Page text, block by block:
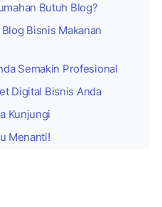
Butuh Blog?
Bisnis Makanan
Semakin Profesional
Digital Bisnis Anda
Kunjungi
Menanti!